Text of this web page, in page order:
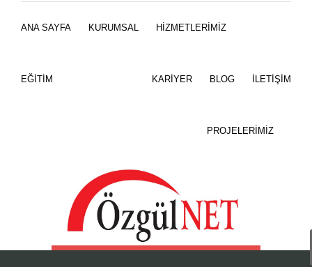
0532 614 31 32
ANA SAYFA KURUMSAL HİZMETLERİMİZ
EĞİTİM İLETİŞİM
BLOG
KARİYER
PROJELERİMİZ